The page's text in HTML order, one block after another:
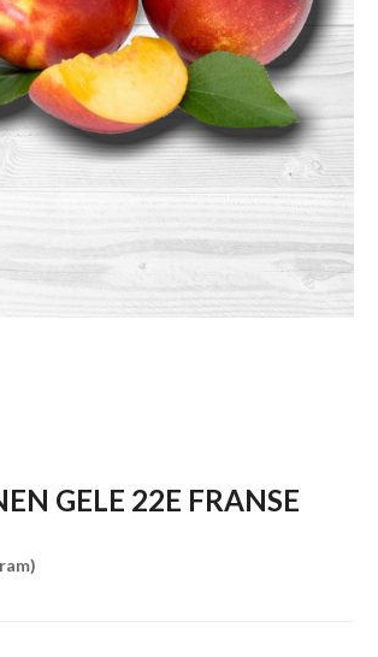
GELE 22E FRANSE